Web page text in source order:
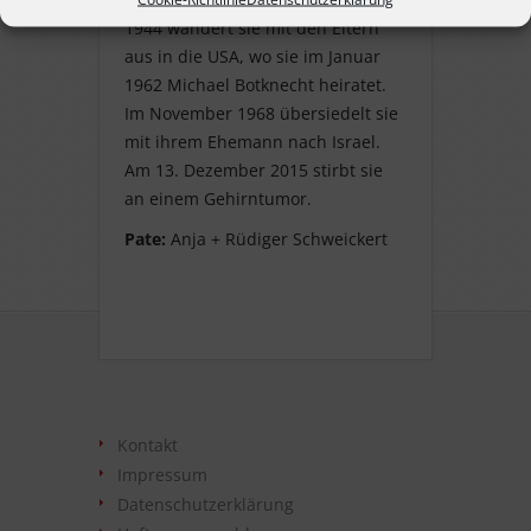
1944 wandert sie mit den Eltern
aus in die USA, wo sie im Januar
1962 Michael Botknecht heiratet.
Im November 1968 übersiedelt sie
mit ihrem Ehemann nach Israel.
Am 13. Dezember 2015 stirbt sie
an einem Gehirntumor.
Pate: Anja + Rüdiger Schweickert
Kontakt
Impressum
Datenschutzerklärung